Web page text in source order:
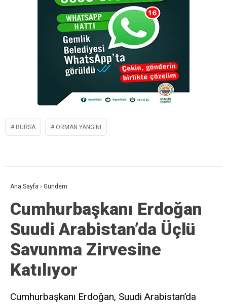
BURSA ORMAN YANGINI
Ana Sayfa › Gündem
Cumhurbaşkanı Erdoğan
Suudi Arabistan’da Üçlü
Savunma Zirvesine
Katılıyor
Cumhurbaşkanı Erdoğan, Suudi Arabistan’da